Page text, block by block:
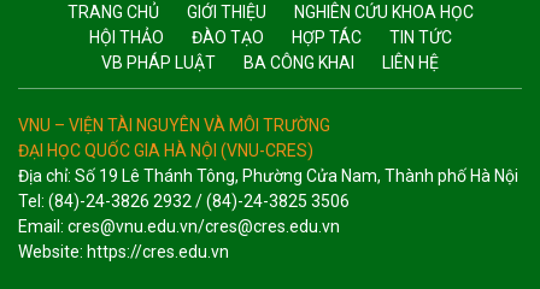
TRANG CHỦ GIỚI THIỆU
NGHIÊN CỨU KHOA HỌC
HỘI THẢO
ĐÀO TẠO HỢP TÁC
TIN TỨC
VB PHÁP LUẬT
BA CÔNG KHAI LIÊN HỆ
VNU – VIỆN TÀI NGUYÊN VÀ MÔI TRƯỜNG
ĐẠI HỌC QUỐC GIA HÀ NỘI (VNU-CRES)
Địa chỉ: Số 19 Lê Thánh Tông, Phường Cửa Nam, Thành phố Hà Nội
Tel: (84)-24-3826 2932 / (84)-24-3825 3506
Email: cres@vnu.edu.vn/cres@cres.edu.vn
Website: https://cres.edu.vn